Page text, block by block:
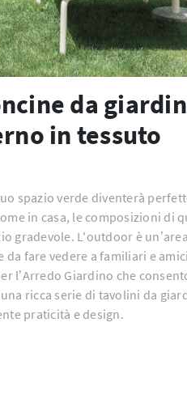
da
in tessuto
spazio verde diventerà
in casa, le composizioni di
gradevole. L'outdoor è
da fare vedere a familiari e
l’Arredo Giardino che
ricca serie di tavolini da
praticità e design.